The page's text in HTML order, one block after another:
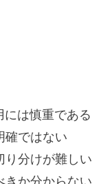
には慎重である
確ではない
り分けが難しい